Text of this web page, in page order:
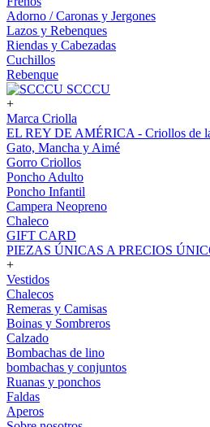
Adorno / Caronas y Jergones
Lazos y Rebenques
Riendas y Cabezadas
Cuchillos
Rebenque
SCCCU
+
Marca Criolla
EL REY DE AMÉRICA - Criollos de
Gato, Mancha y Aimé
Gorro Criollos
Poncho Adulto
Poncho Infantil
Campera Neopreno
Chaleco
GIFT CARD
PIEZAS ÚNICAS A PRECIOS
+
Vestidos
Chalecos
Remeras y Camisas
Boinas y Sombreros
Calzado
Bombachas de lino
bombachas y conjuntos
Ruanas y ponchos
Faldas
Aperos